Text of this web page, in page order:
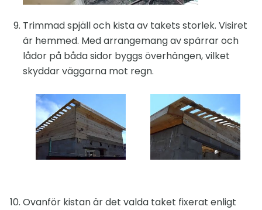
Trimmad spjäll och kista av takets storlek. Visiret
är hemmed. Med arrangemang av spärrar och
lådor på båda sidor byggs överhängen, vilket
skyddar väggarna mot regn.
Ovanför kistan är det valda taket fixerat enligt